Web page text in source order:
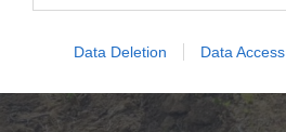
Data Deletion Data Access